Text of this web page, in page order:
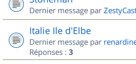
Dernier message par
Italie Ile d'Elbe
Dernier message par
Réponses : 3